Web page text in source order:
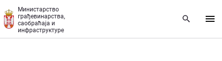
Министарство
грађевинарства,
саобраћаја и
инфраструктуре